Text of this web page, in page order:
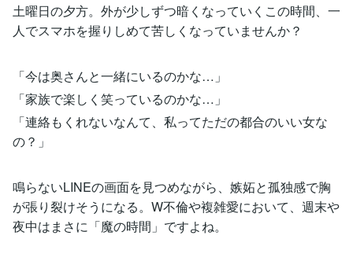
土曜日の夕方。外が少しずつ暗くなっていくこの時間、一
人でスマホを握りしめて苦しくなっていませんか？
「今は奥さんと一緒にいるのかな…」
「家族で楽しく笑っているのかな…」
「連絡もくれないなんて、私ってただの都合のいい女な
の？」
鳴らないLINEの画面を見つめながら、嫉妬と孤独感で胸
が張り裂けそうになる。W不倫や複雑愛において、週末や
夜中はまさに「魔の時間」ですよね。